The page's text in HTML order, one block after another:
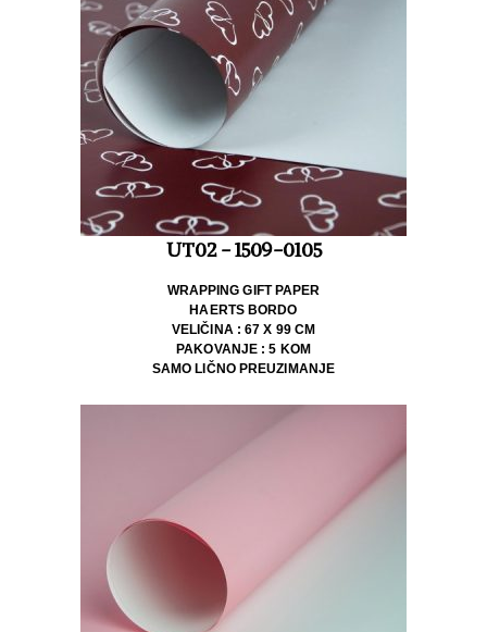
UT02 - 1509-0105
WRAPPING GIFT PAPER
HAERTS BORDO
VELIČINA : 67 X 99 CM
PAKOVANJE : 5 KOM
SAMO LIČNO PREUZIMANJE